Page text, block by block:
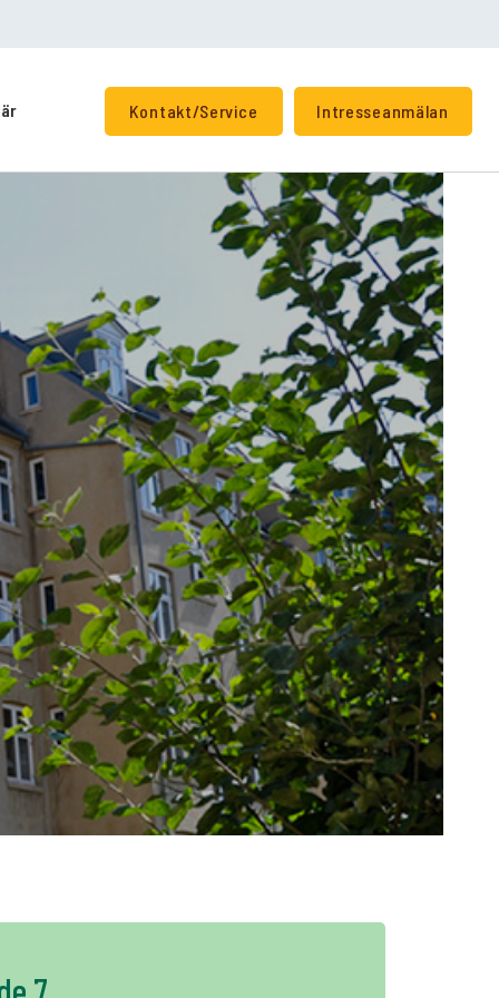
Kontakt/Service Intresseanmälan
+
+
PL